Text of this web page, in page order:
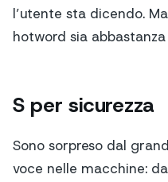
l’utente sta dicendo.
hotword sia
S per sicurezza
Sono sorpreso dal
voce nelle macchine: